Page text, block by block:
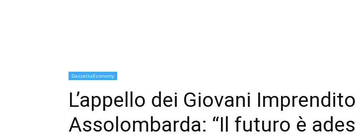
GazzettaEconomy
L’appello dei Giovani
Assolombarda: “Il futuro è